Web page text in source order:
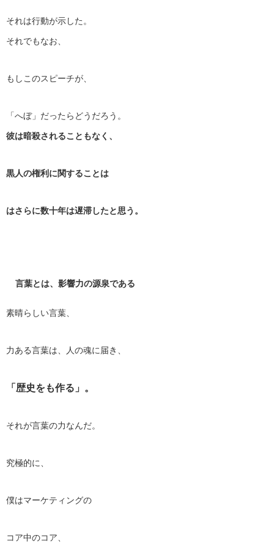
それは行動が示した。
それでもなお、
もしこのスピーチが、
「へぼ」だったらどうだろう。
彼は暗殺されることもなく、
黒人の権利に関することは
はさらに数十年は遅滞したと思う。
言葉とは、影響力の源泉である
素晴らしい言葉、
力ある言葉は、人の魂に届き、
「歴史をも作る」。
それが言葉の力なんだ。
究極的に、
僕はマーケティングの
コア中のコア、